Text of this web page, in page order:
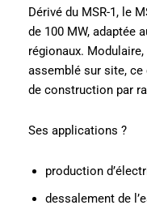
Dérivé du MSR-1, le
de 100 MW, adaptée
régionaux.
assemblé sur site,
de construction par
Ses applications ?
production
dessalement de